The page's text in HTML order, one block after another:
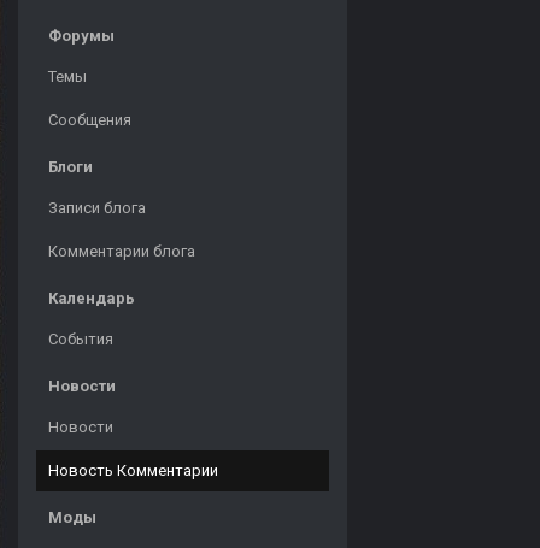
Форумы
Темы
Сообщения
Блоги
Записи блога
Комментарии блога
Календарь
События
Новости
Новости
Новость Комментарии
Моды